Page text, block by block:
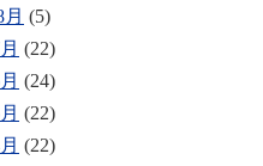
(5)
(22)
(24)
(22)
(22)